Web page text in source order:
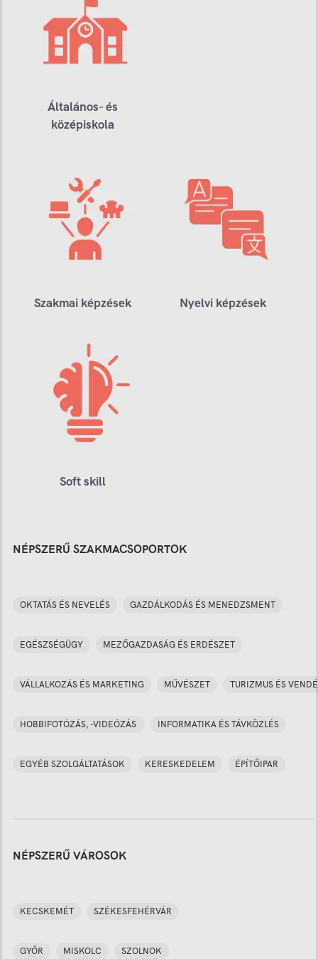
Általános- és
középiskola
Szakmai képzések Nyelvi képzések
Soft skill
NÉPSZERŰ SZAKMACSOPORTOK
OKTATÁS ÉS NEVELÉS GAZDÁLKODÁS ÉS MENEDZSMENT
EGÉSZSÉGÜGY MEZŐGAZDASÁG ÉS ERDÉSZET
VÁLLALKOZÁS ÉS MARKETING MŰVÉSZET TURIZMUS ÉS
HOBBIFOTÓZÁS, -VIDEÓZÁS INFORMATIKA ÉS TÁVKÖZLÉS
EGYÉB SZOLGÁLTATÁSOK KERESKEDELEM ÉPÍTŐIPAR
NÉPSZERŰ VÁROSOK
KECSKEMÉT SZÉKESFEHÉRVÁR
GYŐR MISKOLC SZOLNOK